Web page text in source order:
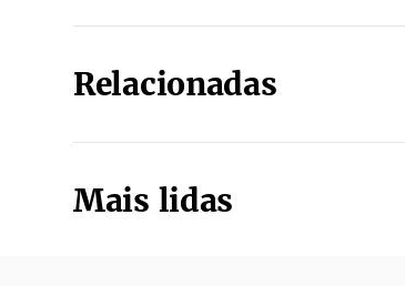
Relacionadas
Mais lidas